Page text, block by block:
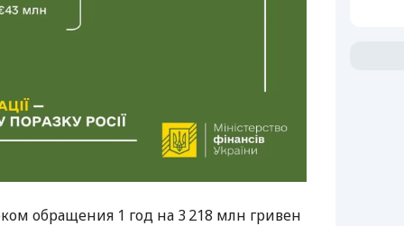
обращения 1 год на 3 218 млн гривен